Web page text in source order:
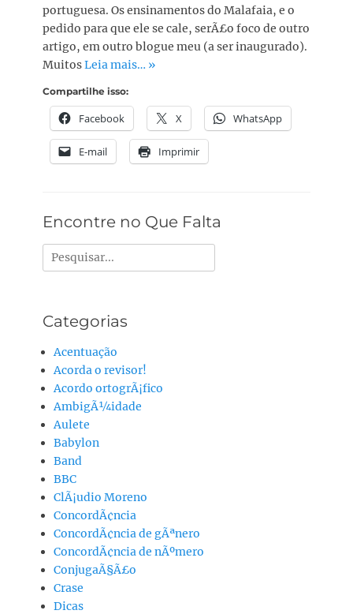
portuguesa. Os ensinamentos do Malafaia, e o
pedido para que ele se cale, serÃ£o foco de outro
artigo, em outro blogue meu (a ser inaugurado).
MuitosLeia mais… »
Compartilhe isso:
Facebook X WhatsApp
E-mail Imprimir
Encontre no Que Falta
Pesquisar
por:
Categorias
Acentuação
Acorda o revisor!
Acordo ortogrÃ¡fico
AmbigÃ¼idade
Aulete
Babylon
Band
BBC
ClÃ¡udio Moreno
ConcordÃ¢ncia
ConcordÃ¢ncia de gÃªnero
ConcordÃ¢ncia de nÃºmero
ConjugaÃ§Ã£o
Crase
Dicas